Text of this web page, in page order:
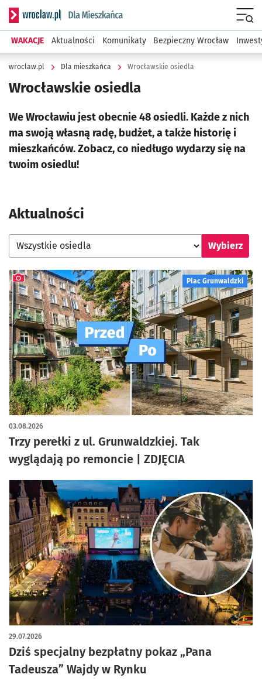
Serwis informacyjny wroclaw.pl podserwis: Dla mieszkańca
WAKACJE Aktualności Komunikaty Bezpieczny Wrocław
wroclaw.pl Dla mieszkańca Wrocławskie osiedla
Wrocławskie osiedla
We Wrocławiu jest obecnie 48 osiedli. Każde z nich
ma swoją własną radę, budżet, a także historię i
mieszkańców. Zobacz, co niedługo wydarzy się na
twoim osiedlu!
Aktualności
Wybierz osiedle Wybierz
Plac Grunwaldzki
Trzy perełki z ul. Grunwaldzkiej. Tak
wyglądają po remoncie | ZDJĘCIA
03.08.2026
artykuł z galerią zdjęć
Dziś specjalny bezpłatny pokaz „Pana
Tadeusza” Wajdy w Rynku
29.07.2026